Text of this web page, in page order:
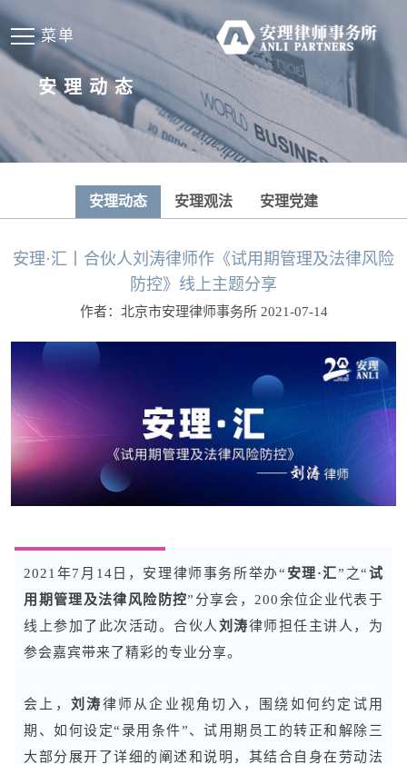
菜单
安理动态
安理动态 安理观法 安理党建
安理·汇丨合伙人刘涛律师作《试用期管理及法律风险
防控》线上主题分享
作者：北京市安理律师事务所 2021-07-14
2021年7月14日，安理律师事务所举办“ 安理·汇”之“试
用期管理及法律风险防控”分享会，200余位企业代表于
线上参加了此次活动。合伙人 刘涛律师担任主讲人，为
参会嘉宾带来了精彩的专业分享。
会上， 刘涛律师从企业视角切入，围绕如何约定试用
期、如何设定“录用条件”、试用期员工的转正和解除三
大部分展开了详细的阐述和说明，其结合自身在劳动法